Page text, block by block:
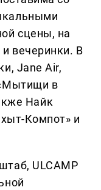
сцены, на
вечеринки. В
Jane Air,
в
Найк
Компот» и
ULCAMP